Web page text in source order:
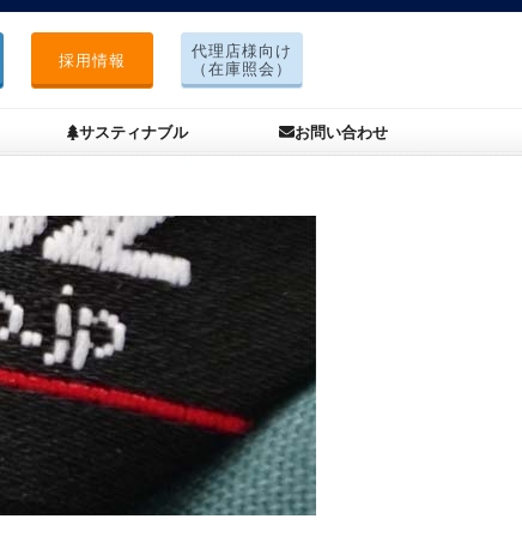
採用情報
代理店様向け
（在庫照会）
サスティナブル お問い合わせ